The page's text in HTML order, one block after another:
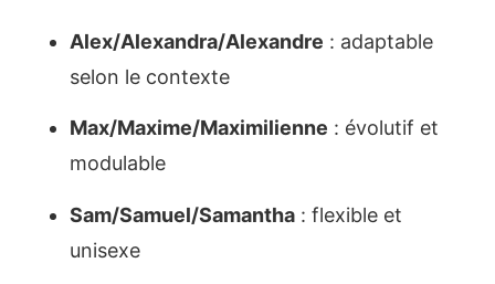
Alex/Alexandra/Alexandre : adaptable
selon le contexte
Max/Maxime/Maximilienne : évolutif et
modulable
Sam/Samuel/Samantha : flexible et
unisexe